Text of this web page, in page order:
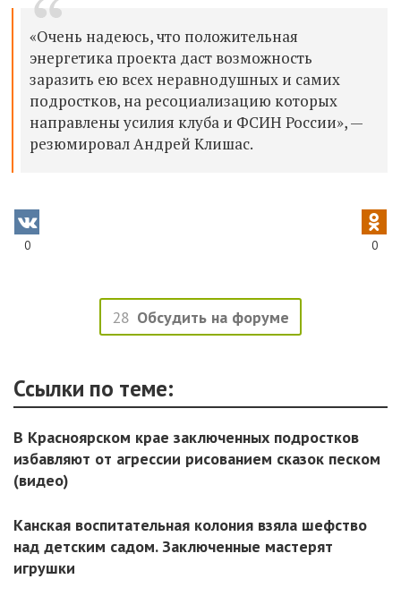
«Очень надеюсь, что положительная
энергетика проекта даст возможность
заразить ею всех неравнодушных и самих
подростков, на ресоциализацию которых
направлены усилия клуба и ФСИН России», —
резюмировал Андрей Клишас.
0 0
28 Обсудить на форуме
Ссылки по теме:
В Красноярском крае заключенных подростков
избавляют от агрессии рисованием сказок песком
(видео)
Канская воспитательная колония взяла шефство
над детским садом. Заключенные мастерят
игрушки